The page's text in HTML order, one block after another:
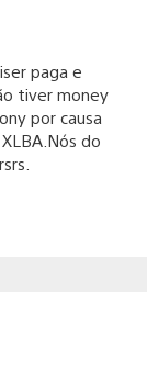
paga e
tiver money
por causa
do